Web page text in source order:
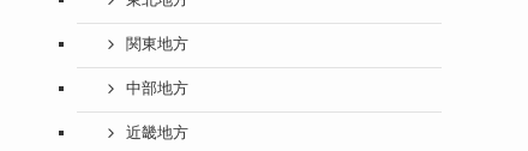
関東地方
中部地方
近畿地方